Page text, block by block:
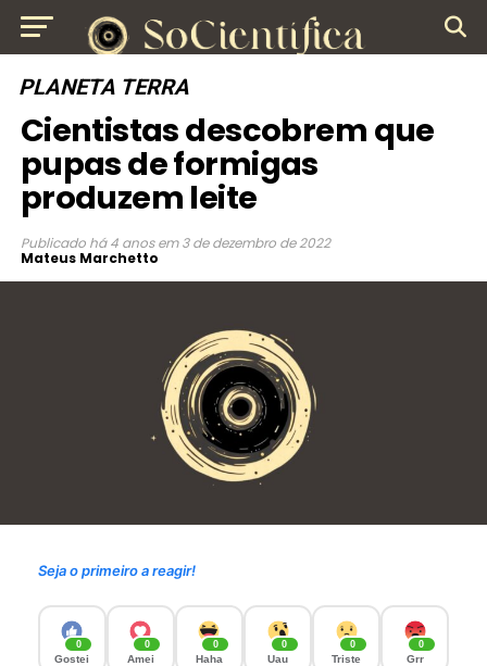
PLANETA TERRA
Cientistas descobrem que
pupas de formigas
produzem leite
Publicado há 4 anos em 3 de dezembro de 2022
Mateus Marchetto
Seja o primeiro a reagir!
0
Gostei
0
Amei
0
Haha
0
Uau
0
Triste
0
Grr